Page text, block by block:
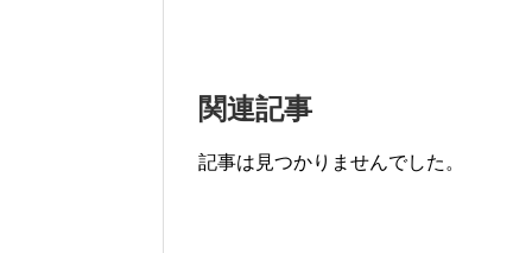
関連記事
記事は見つかりませんでした。